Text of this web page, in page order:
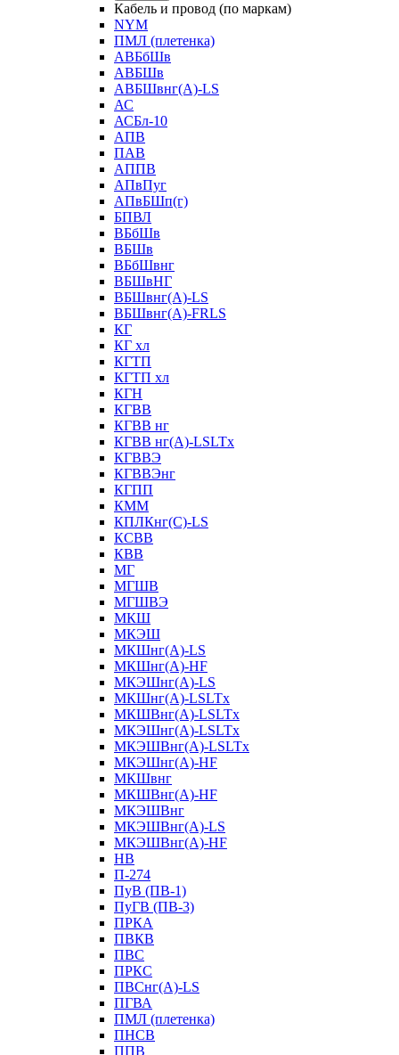
Кабель и провод (по маркам)
NYM
ПМЛ (плетенка)
АВБбШв
АВБШв
АВБШвнг(А)-LS
АС
АСБл-10
АПВ
ПАВ
АППВ
АПвПуг
АПвБШп(г)
БПВЛ
ВБбШв
ВБШв
ВБбШвнг
ВБШвНГ
ВБШвнг(А)-LS
ВБШвнг(А)-FRLS
КГ
КГ хл
КГТП
КГТП хл
КГН
КГВВ
КГВВ нг
КГВВ нг(А)-LSLTx
КГВВЭ
КГВВЭнг
КГПП
КММ
КПЛКнг(C)-LS
КСВВ
КВВ
МГ
МГШВ
МГШВЭ
МКШ
МКЭШ
МКШнг(А)-LS
МКШнг(А)-HF
МКЭШнг(А)-LS
МКШнг(А)-LSLTx
МКШВнг(A)-LSLTx
МКЭШнг(А)-LSLTx
МКЭШВнг(A)-LSLTx
МКЭШнг(А)-HF
МКШвнг
МКШВнг(А)-HF
МКЭШВнг
МКЭШВнг(А)-LS
МКЭШВнг(А)-HF
НВ
П-274
ПуВ (ПВ-1)
ПуГВ (ПВ-3)
ПРКА
ПВКВ
ПВС
ПРКС
ПВСнг(А)-LS
ПГВА
ПМЛ (плетенка)
ПНСВ
ППВ